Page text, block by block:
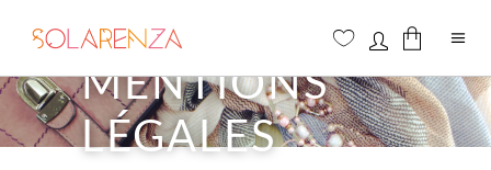
Aucun produit dans le panier
MENTIONS
LÉGALES